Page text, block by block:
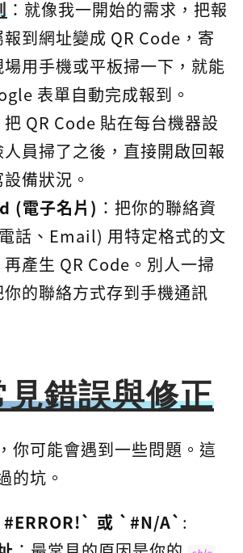
：就像我一開始的需求，把報
到網址變成 QR Code，寄
用手機或平板掃一下，就能
表單自動完成報到。
把 QR Code 貼在每台機器設
員掃了之後，直接開啟回報
備狀況。
(電子名片) ：把你的聯絡資
話、Email) 用特定格式的文
產生 QR Code。別人一掃
的聯絡方式存到手機通訊
見錯誤與修正
你可能會遇到一些問題。這
的坑。
或 `#N/A` :